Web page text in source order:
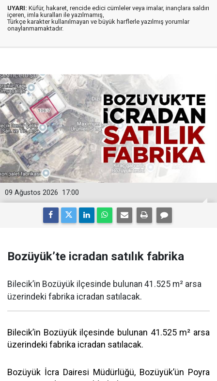
UYARI: Küfür, hakaret, rencide edici cümleler veya imalar, inançlara saldırı
içeren, imla kuralları ile yazılmamış,
Türkçe karakter kullanılmayan ve büyük harflerle yazılmış yorumlar
onaylanmamaktadır.
17:00
09 Ağustos 2026
Bozüyük’te icradan satılık fabrika
Bilecik’in Bozüyük ilçesinde bulunan 41.525 m² arsa
üzerindeki fabrika icradan satılacak.
Bilecik’in Bozüyük ilçesinde bulunan 41.525 m² arsa
üzerindeki fabrika icradan satılacak.
Bozüyük İcra Dairesi Müdürlüğü, Bozüyük’ün Poyra